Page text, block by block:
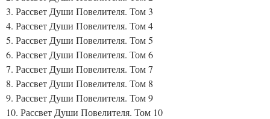
3. Рассвет Души Повелителя. Том 3
4. Рассвет Души Повелителя. Том 4
5. Рассвет Души Повелителя. Том 5
6. Рассвет Души Повелителя. Том 6
7. Рассвет Души Повелителя. Том 7
8. Рассвет Души Повелителя. Том 8
9. Рассвет Души Повелителя. Том 9
10. Рассвет Души Повелителя. Том 10